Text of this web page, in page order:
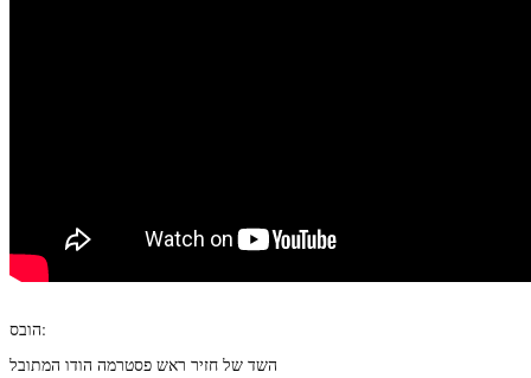
הובס:
השד של חזיר ראש פסטרמה הודו המתובל